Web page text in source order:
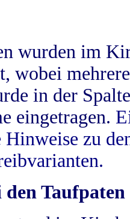
wurden im
wobei
in der
eingetragen.
zu
Taufpaten